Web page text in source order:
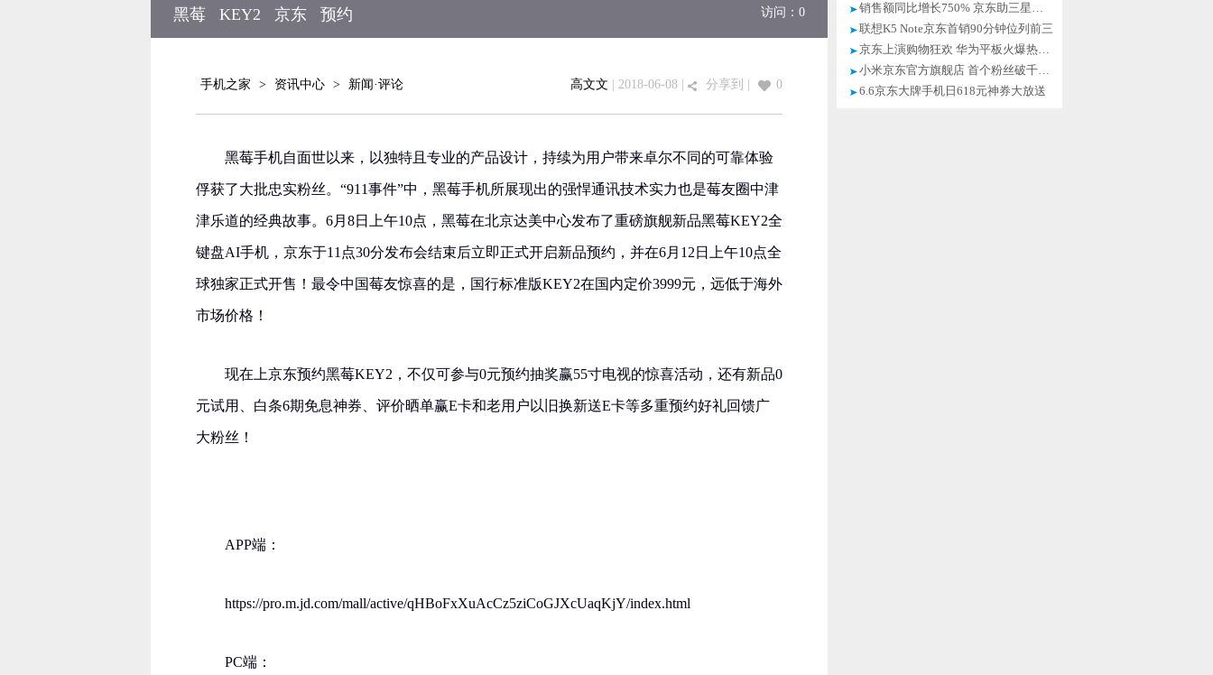
黑莓 KEY2 京东 预约 访问： 0
手机之家 > 资讯中心 > 新闻·评论 高文文 | 2018-06-08 | 分享到 0
黑莓手机自面世以来，以独特且专业的产品设计，持续为用户带来卓尔不同的可靠体验
俘获了大批忠实粉丝。“911事件”中，黑莓手机所展现出的强悍通讯技术实力也是莓友圈中津
津乐道的经典故事。6月8日上午10点，黑莓在北京达美中心发布了重磅旗舰新品黑莓KEY2全
键盘AI手机，京东于11点30分发布会结束后立即正式开启新品预约，并在6月12日上午10点全
球独家正式开售！最令中国莓友惊喜的是，国行标准版KEY2在国内定价3999元，远低于海外
市场价格！
现在上京东预约黑莓KEY2，不仅可参与0元预约抽奖赢55寸电视的惊喜活动，还有新品0
元试用、白条6期免息神券、评价晒单赢E卡和老用户以旧换新送E卡等多重预约好礼回馈广
大粉丝！
APP端：
https://pro.m.jd.com/mall/active/qHBoFxXuAcCz5ziCoGJXcUaqKjY/index.html
PC端：
销售额同比增长750% 京东助三星开门红
联想K5 Note京东首销90分钟位列前三
京东上演购物狂欢 华为平板火爆热卖中
小米京东官方旗舰店 首个粉丝破千万店
6.6京东大牌手机日618元神券大放送